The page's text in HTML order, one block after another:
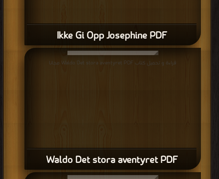
Ikke Gi Opp Josephine PDF
Waldo Det stora aventyret PDF
قراءة و تحميل كتاب Waldo Det stora aventyret PDF مجانا